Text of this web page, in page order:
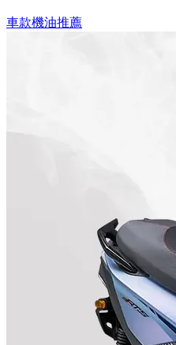
車款機油推薦